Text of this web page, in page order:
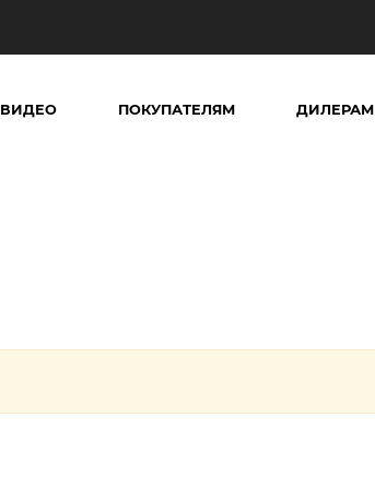
ВИДЕО ПОКУПАТЕЛЯМ ДИЛЕРАМ